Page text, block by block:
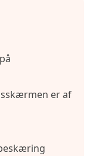
er af